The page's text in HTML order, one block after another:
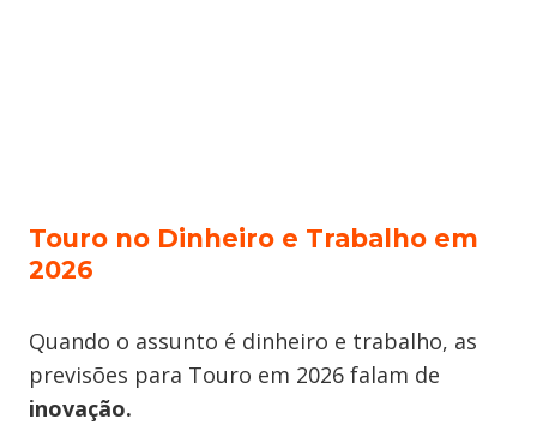
Touro no Dinheiro e Trabalho em
2026
Quando o assunto é dinheiro e trabalho, as
previsões para Touro em 2026 falam de
inovação.